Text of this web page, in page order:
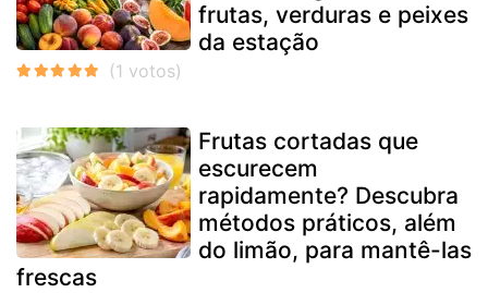
frutas, verduras e peixes
da estação
Frutas cortadas que
escurecem
rapidamente? Descubra
métodos práticos, além
do limão, para mantê-las
frescas